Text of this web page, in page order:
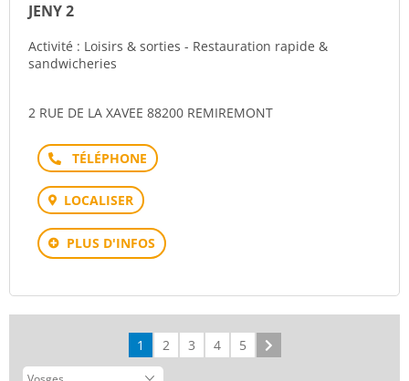
JENY 2
Activité : Loisirs & sorties - Restauration rapide &
sandwicheries
2 RUE DE LA XAVEE 88200 REMIREMONT
Téléphone
LOCALISER
PLUS D'INFOS
1 2 3 4 5